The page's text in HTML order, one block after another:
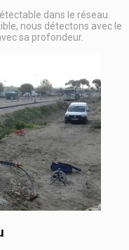
dans le réseau.
nous détectons avec le
sa profondeur.